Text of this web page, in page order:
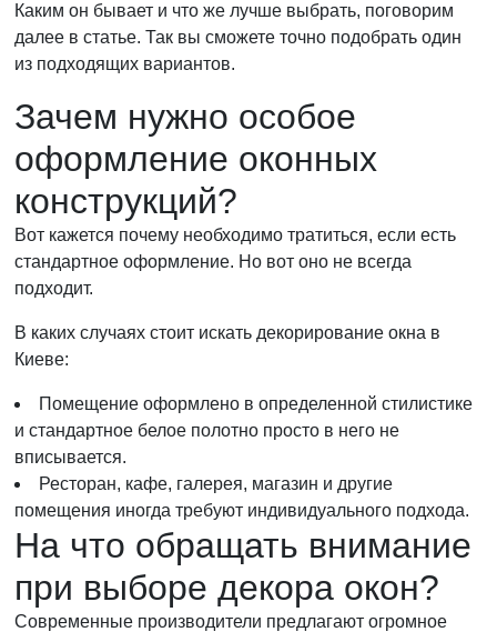
Каким он бывает и что же лучше выбрать, поговорим
далее в статье. Так вы сможете точно подобрать один
из подходящих вариантов.
Зачем нужно особое
оформление оконных
конструкций?
Вот кажется почему необходимо тратиться, если есть
стандартное оформление. Но вот оно не всегда
подходит.
В каких случаях стоит искать декорирование окна в
Киеве:
Помещение оформлено в определенной стилистике
и стандартное белое полотно просто в него не
вписывается.
Ресторан, кафе, галерея, магазин и другие
помещения иногда требуют индивидуального подхода.
На что обращать внимание
при выборе декора окон?
Современные производители предлагают огромное